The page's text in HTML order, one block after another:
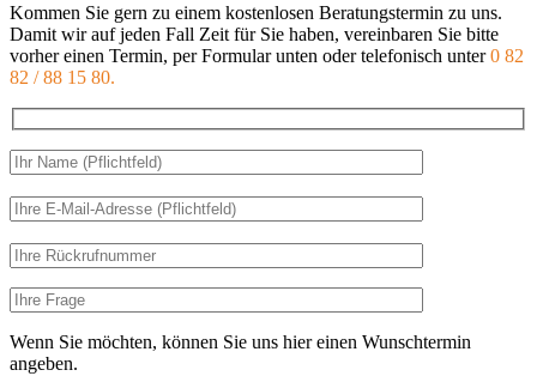
Kommen Sie gern zu einem kostenlosen Beratungstermin zu uns.
Damit wir auf jeden Fall Zeit für Sie haben, vereinbaren Sie bitte
vorher einen Termin, per Formular unten oder telefonisch unter0 82
82 / 88 15 80.
lasse
Feld
leer.
lasse
Feld
leer.
Wenn Sie möchten, können Sie uns hier einen Wunschtermin
angeben.